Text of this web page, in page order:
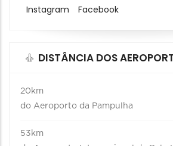
Instagram Facebook
DISTÂNCIA DOS
20km
do Aeroporto da Pampulha
53km